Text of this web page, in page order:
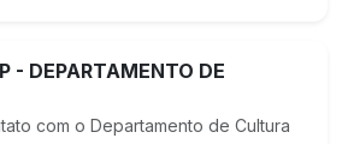
- DEPARTAMENTO DE
com o Departamento de Cultura